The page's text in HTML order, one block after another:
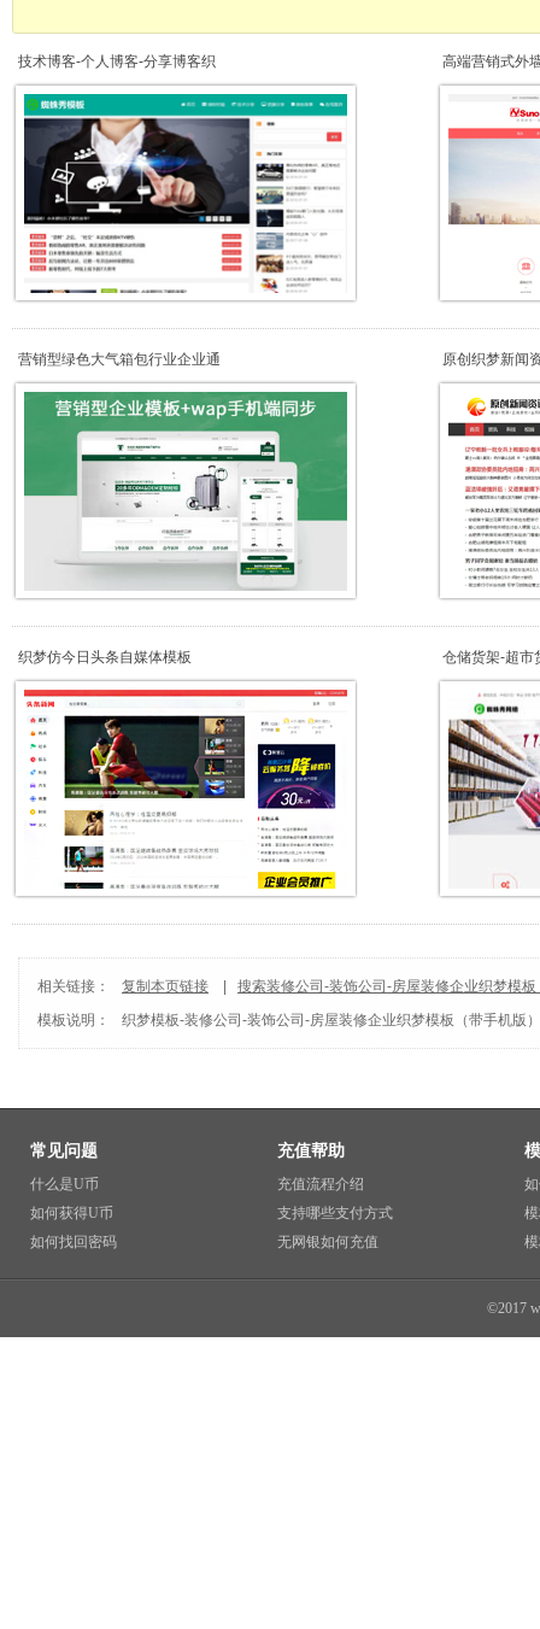
技术博客-个人博客-分享博客织 高端营销式外
营销型绿色大气箱包行业企业通 原创织梦新闻
织梦仿今日头条自媒体模板 仓储货架-超市
相关链接： 复制本页链接
搜索装修公司-装饰公司-房屋装修企业织梦模
模板说明：
织梦模板-装修公司-装饰公司-房屋装修企业织梦模板（带手机版）
常见问题
什么是U币
如何获得U币
如何找回密码
充值帮助
充值流程介绍
支持哪些支付方式
无网银如何充值
©2017